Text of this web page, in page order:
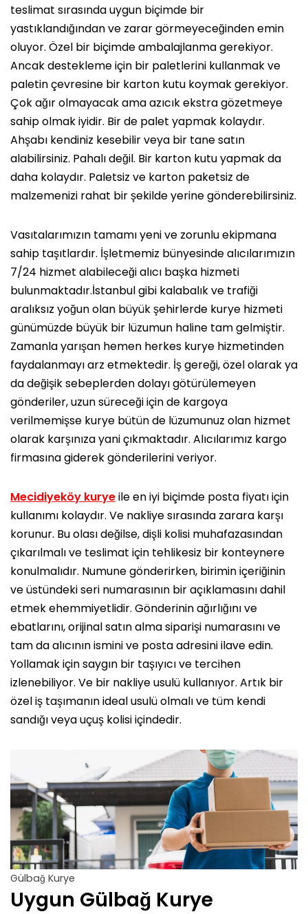
teslimat sırasında uygun biçimde bir
yastıklandığından ve zarar görmeyeceğinden emin
oluyor. Özel bir biçimde ambalajlanma gerekiyor.
Ancak destekleme için bir paletlerini kullanmak ve
paletin çevresine bir karton kutu koymak gerekiyor.
Çok ağır olmayacak ama azıcık ekstra gözetmeye
sahip olmak iyidir. Bir de palet yapmak kolaydır.
Ahşabı kendiniz kesebilir veya bir tane satın
alabilirsiniz. Pahalı değil. Bir karton kutu yapmak da
daha kolaydır. Paletsiz ve karton paketsiz de
malzemenizi rahat bir şekilde yerine gönderebilirsiniz.
Vasıtalarımızın tamamı yeni ve zorunlu ekipmana
sahip taşıtlardır. İşletmemiz bünyesinde alıcılarımızın
7/24 hizmet alabileceği alıcı başka hizmeti
bulunmaktadır.İstanbul gibi kalabalık ve trafiği
aralıksız yoğun olan büyük şehirlerde kurye hizmeti
günümüzde büyük bir lüzumun haline tam gelmiştir.
Zamanla yarışan hemen herkes kurye hizmetinden
faydalanmayı arz etmektedir. İş gereği, özel olarak ya
da değişik sebeplerden dolayı götürülemeyen
gönderiler, uzun süreceği için de kargoya
verilmemişse kurye bütün de lüzumunuz olan hizmet
olarak karşınıza yani çıkmaktadır. Alıcılarımız kargo
firmasına giderek gönderilerini veriyor.
Mecidiyeköy kuryeile en iyi biçimde posta fiyatı için
kullanımı kolaydır. Ve nakliye sırasında zarara karşı
korunur. Bu olası değilse, dişli kolisi muhafazasından
çıkarılmalı ve teslimat için tehlikesiz bir konteynere
konulmalıdır. Numune gönderirken, birimin içeriğinin
ve üstündeki seri numarasının bir açıklamasını dahil
etmek ehemmiyetlidir. Gönderinin ağırlığını ve
ebatlarını, orijinal satın alma siparişi numarasını ve
tam da alıcının ismini ve posta adresini ilave edin.
Yollamak için saygın bir taşıyıcı ve tercihen
izlenebiliyor. Ve bir nakliye usulü kullanıyor. Artık bir
özel iş taşımanın ideal usulü olmalı ve tüm kendi
sandığı veya uçuş kolisi içindedir.
Gülbağ Kurye
Uygun Gülbağ Kurye